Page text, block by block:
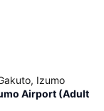
Izumo
Airport (Adult